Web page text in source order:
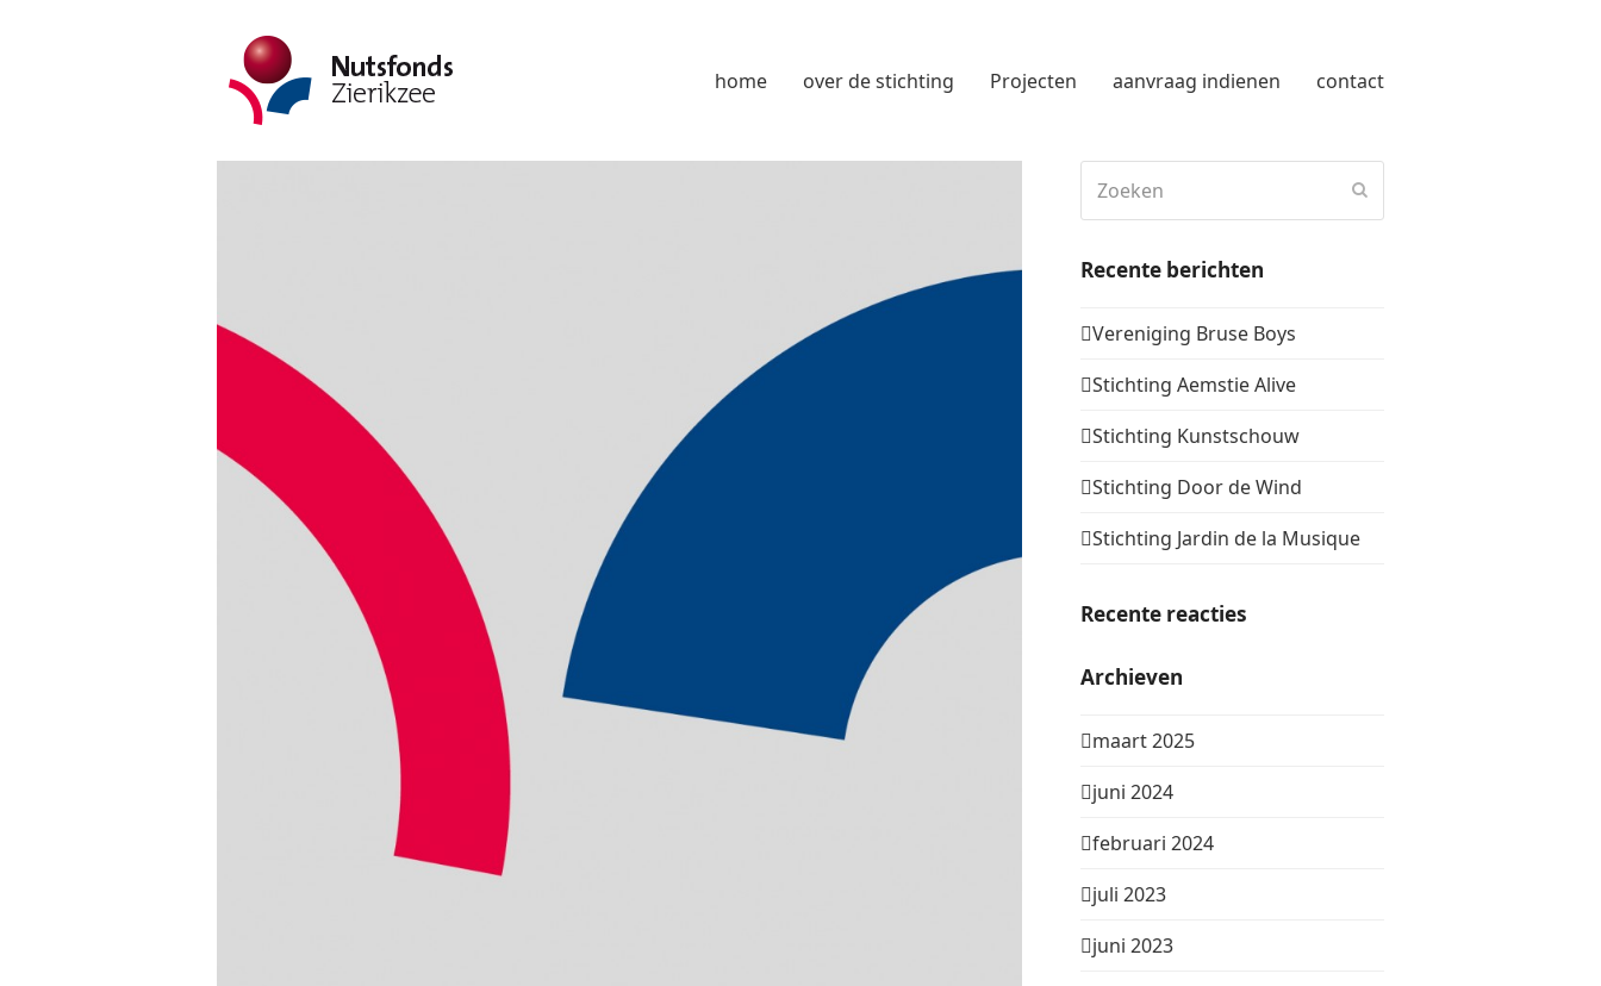
home over de stichting Projecten aanvraag indienen contact
Recente berichten
Vereniging Bruse Boys
Stichting Aemstie Alive
Stichting Kunstschouw
Stichting Door de Wind
Stichting Jardin de la Musique
Recente reacties
Archieven
maart 2025
juni 2024
februari 2024
juli 2023
juni 2023